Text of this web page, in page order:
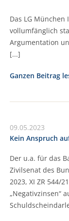
Das LG
vollumfänglich
Argumentation
[...]
Ganzen Beitrag
09.05.2023
Kein Anspruch
Der u.a. für das
Zivilsenat des
2023, XI ZR 544/
„Negativzinsen“